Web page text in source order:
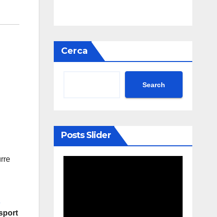
Cerca
Search
Posts Slider